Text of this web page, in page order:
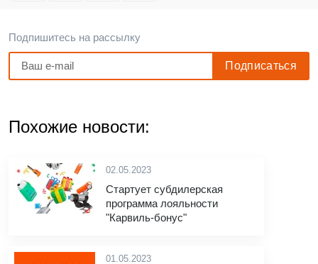
Подпишитесь на рассылку
Похожие новости:
02.05.2023
Стартует субдилерская
программа лояльности
"Карвиль-бонус"
01.05.2023